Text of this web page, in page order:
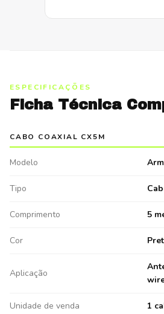
ESPECIFICAÇÕES
Ficha Técnica
CABO COAXIAL CX5M
Modelo
Tipo
Comprimento 5
Cor
Aplicação
Unidade de venda 1